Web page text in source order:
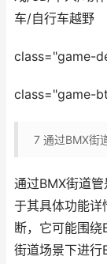
车/自行车越野
class="game-
class="game-
7 通过BMX街
通过BMX街道
于其具体功能详
断，它可能围
街道场景下进行